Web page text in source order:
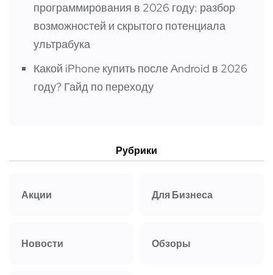
программирования в 2026 году: разбор
возможностей и скрытого потенциала
ультрабука
Какой iPhone купить после Android в 2026
году? Гайд по переходу
Рубрики
Акции Для Бизнеса
Новости Обзоры